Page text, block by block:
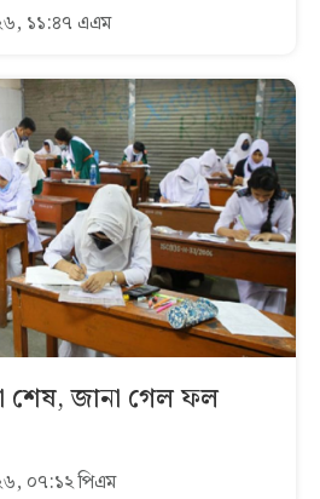
১১:৪৭ এএম
শেষ, জানা গেল ফল
০৭:১২ পিএম